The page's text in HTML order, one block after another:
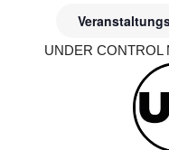
UNDER CONTROL